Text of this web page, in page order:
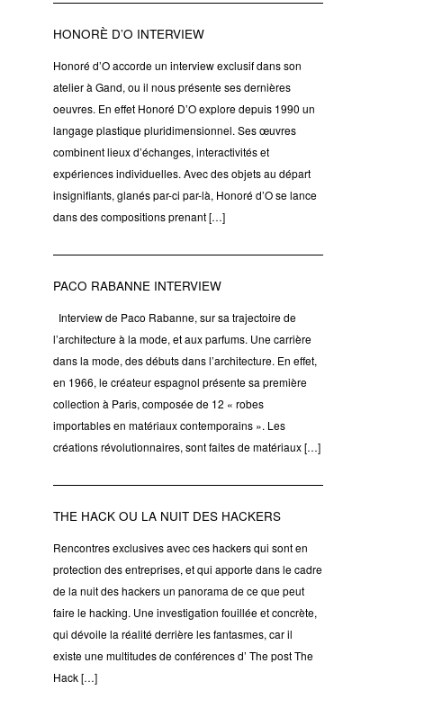
HONORÈ D’O INTERVIEW
Honoré d’O accorde un interview exclusif dans son
atelier à Gand, ou il nous présente ses dernières
oeuvres. En effet Honoré D’O explore depuis 1990 un
langage plastique pluridimensionnel. Ses œuvres
combinent lieux d’échanges, interactivités et
expériences individuelles. Avec des objets au départ
insignifiants, glanés par-ci par-là, Honoré d’O se lance
dans des compositions prenant […]
PACO RABANNE INTERVIEW
Interview de Paco Rabanne, sur sa trajectoire de
l’architecture à la mode, et aux parfums. Une carrière
dans la mode, des débuts dans l’architecture. En effet,
en 1966, le créateur espagnol présente sa première
collection à Paris, composée de 12 « robes
importables en matériaux contemporains ». Les
créations révolutionnaires, sont faites de matériaux […]
THE HACK OU LA NUIT DES HACKERS
Rencontres exclusives avec ces hackers qui sont en
protection des entreprises, et qui apporte dans le cadre
de la nuit des hackers un panorama de ce que peut
faire le hacking. Une investigation fouillée et concrète,
qui dévoile la réalité derrière les fantasmes, car il
existe une multitudes de conférences d’ The post The
Hack […]